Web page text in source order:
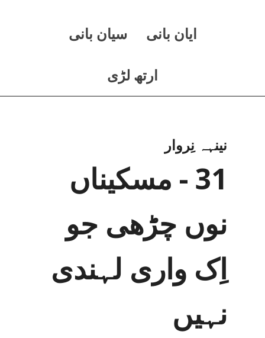
ايان بانی سيان بانی
ارتھ لڑی
نینہہ نِروار
31 - مسکیناں
نوں چڑھی جو
اِک واری لہندی
نہیں